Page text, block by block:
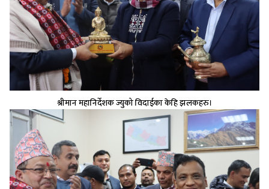
श्रीमान महानिर्देशक ज्युको विदाईका केहि झलकहरु।